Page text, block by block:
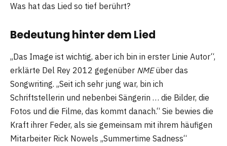
Was hat das Lied so tief berührt?
Bedeutung hinter dem Lied
„Das Image ist wichtig, aber ich bin in erster Linie Autor“,
erklärte Del Rey 2012 gegenüber NMEüber das
Songwriting. „Seit ich sehr jung war, bin ich
Schriftstellerin und nebenbei Sängerin … die Bilder, die
Fotos und die Filme, das kommt danach.“ Sie bewies die
Kraft ihrer Feder, als sie gemeinsam mit ihrem häufigen
Mitarbeiter Rick Nowels „Summertime Sadness“